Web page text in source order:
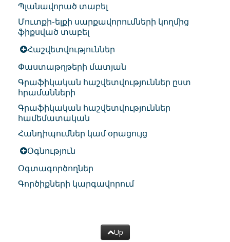
Պլանավորած տաբել
Մուտքի-ելքի սարքավորումների կողմից
ֆիքսված տաբել
Հաշվետվություններ
Փաստաթղթերի մատյան
Գրաֆիկական հաշվետվություններ ըստ
հրամանների
Գրաֆիկական հաշվետվություններ
համեմատական
Հանդիպումներ կամ օրացույց
Օգնություն
Օգտագործողներ
Գործիքների կարգավորում
Up